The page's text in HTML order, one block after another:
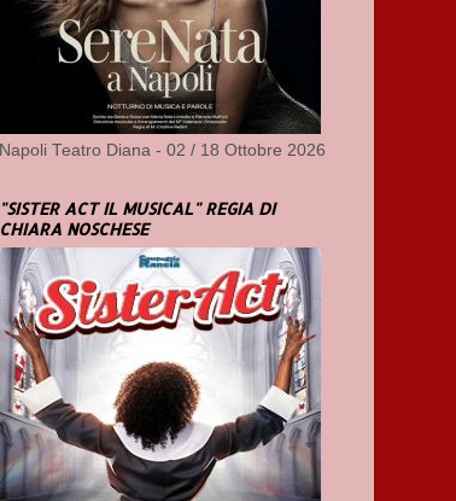
Napoli Teatro Diana - 02 / 18 Ottobre 2026
"SISTER ACT IL MUSICAL" REGIA DI
CHIARA NOSCHESE